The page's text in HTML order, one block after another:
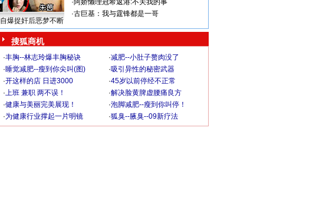
自爆捉奸后恶梦不断
·阿娇懒理冠希返港:不关我的事
·古巨基：我与霆锋都是一哥
搜狐商机
·丰胸--林志玲爆丰胸秘诀 ·减肥--小肚子赘肉没了
·睡觉减肥--瘦到你尖叫(图) ·吸引异性的秘密武器
·开这样的店 日进3000 ·45岁以前停经不正常
·上班 兼职 两不误！ ·解决脸黄脾虚腰痛良方
·健康与美丽完美展现！ ·泡脚减肥--瘦到你叫停！
·为健康行业撑起一片明镜 ·狐臭--腋臭--09新疗法